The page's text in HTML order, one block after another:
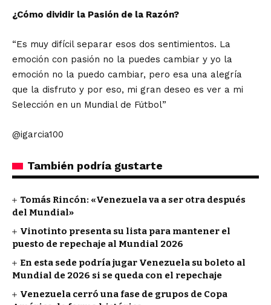
¿Cómo dividir la Pasión de la Razón?
“Es muy difícil separar esos dos sentimientos. La
emoción con pasión no la puedes cambiar y yo la
emoción no la puedo cambiar, pero esa una alegría
que la disfruto y por eso, mi gran deseo es ver a mi
Selección en un Mundial de Fútbol”
@igarcia100
También podría gustarte
Tomás Rincón: «Venezuela va a ser otra después
del Mundial»
Vinotinto presenta su lista para mantener el
puesto de repechaje al Mundial 2026
En esta sede podría jugar Venezuela su boleto al
Mundial de 2026 si se queda con el repechaje
Venezuela cerró una fase de grupos de Copa